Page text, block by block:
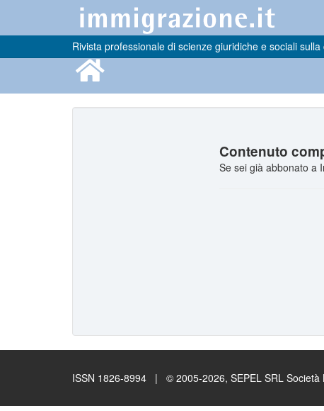
Rivista professionale di scienze giuridiche e sociali
Contenuto
Se sei già abbonato a
ISSN 1826-8994 | © 2005-2026, SEPEL SRL Società